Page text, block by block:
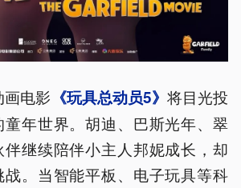
画电影 《玩具总动员5》 将目光投
年世界。胡迪、巴斯光年、翠
继续陪伴小主人邦妮成长，却
。当智能平板、电子玩具等科